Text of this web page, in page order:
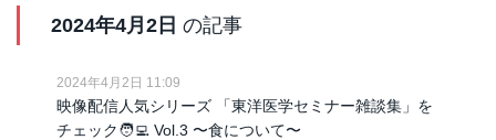
2024年4月2日 の記事
2024年4月2日 11:09
映像配信人気シリーズ 「東洋医学セミナー雑談集」を
チェック🧑‍💻 Vol.3 〜食について〜